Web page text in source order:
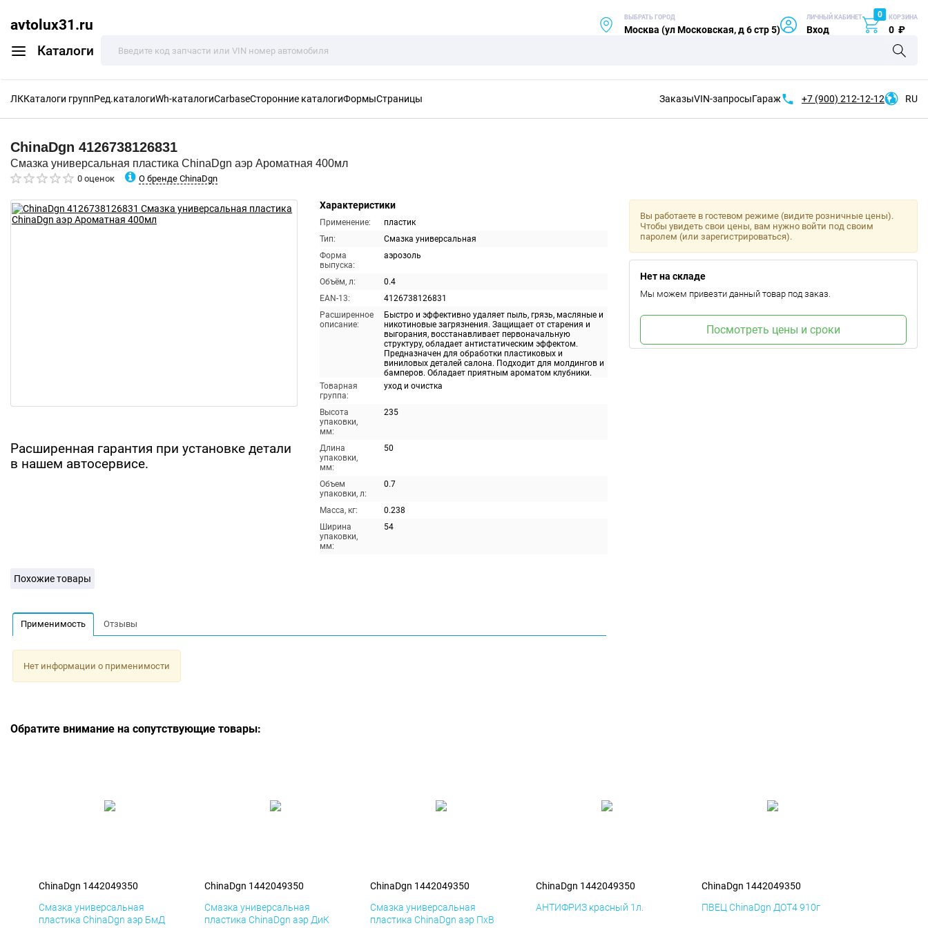
avtolux31.ru
Каталоги
ВЫБРАТЬ ГОРОД
Москва (ул Московская, д 6 стр 5)
ЛИЧНЫЙ КАБИНЕТ
Вход
0 КОРЗИНА
0 ₽
ЛККаталоги группРед.каталогиWh-каталогиCarbaseСторонние каталогиФормыСтраницы ЗаказыVIN-запросыГараж +7 (900) 212-12-12 RU
ChinaDgn 4126738126831
Смазка универсальная пластика ChinaDgn аэр Ароматная 400мл
0 оценок О бренде ChinaDgn
Расширенная гарантия при установке детали
в нашем автосервисе.
Характеристики
Применение:
пластик
Тип:
Смазка универсальная
Форма
выпуска:
аэрозоль
Объём, л:
0.4
EAN-13:
4126738126831
Расширенное
описание:
Быстро и эффективно удаляет пыль, грязь, масляные и
никотиновые загрязнения. Защищает от старения и
выгорания, восстанавливает первоначальную
структуру, обладает антистатическим эффектом.
Предназначен для обработки пластиковых и
виниловых деталей салона. Подходит для молдингов и
бамперов. Обладает приятным ароматом клубники.
Товарная
группа:
уход и очистка
Высота
упаковки,
мм:
235
Длина
упаковки,
мм:
50
Объем
упаковки, л:
0.7
Масса, кг:
0.238
Ширина
упаковки,
мм:
54
Вы работаете в гостевом режиме (видите розничные цены).
Чтобы увидеть свои цены, вам нужно войти под своим
паролем (или зарегистрироваться).
Нет на складе
Мы можем привезти данный товар под заказ.
Посмотреть цены и сроки
Похожие товары
Применимость Отзывы
Нет информации о применимости
Обратите внимание на сопутствующие товары:
ChinaDgn 1442049350
Смазка универсальная
пластика ChinaDgn аэр БмД
ChinaDgn 1442049350
Смазка универсальная
пластика ChinaDgn аэр ДиК
ChinaDgn 1442049350
Смазка универсальная
пластика ChinaDgn аэр ПхВ
ChinaDgn 1442049350
АНТИФРИЗ красный 1л.
ChinaDgn 1442049350
ПВЕЦ ChinaDgn ДОТ4 910г